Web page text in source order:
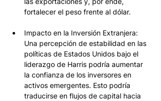
fortalecer el peso frente al dólar.
Impacto en la Inversión Extranjera:
Una percepción de estabilidad en las
políticas de Estados Unidos bajo el
liderazgo de Harris podría aumentar
la confianza de los inversores en
activos emergentes. Esto podría
traducirse en flujos de capital hacia